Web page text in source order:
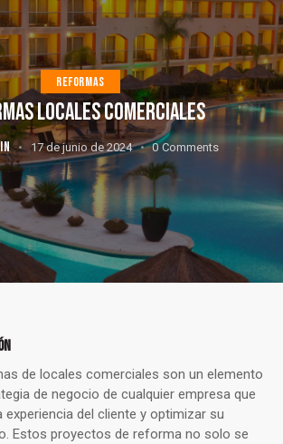
REFORMAS
LOCALES COMERCIALES
17 de junio de 2024 0 Comments
de locales comerciales son un elemento
de negocio de cualquier empresa que
experiencia del cliente y optimizar su
Estos proyectos de reforma no solo se